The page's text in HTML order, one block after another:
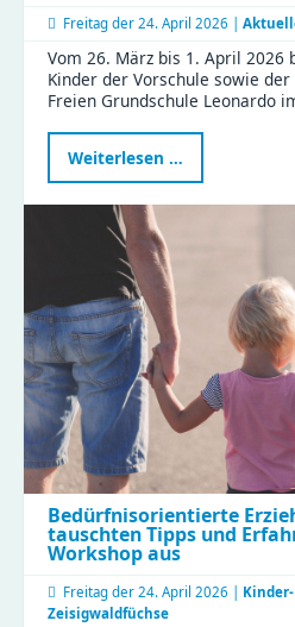
Freitag der 24. April 2026 |
Vom 26. März bis 1. April 2026
Kinder der Vorschule sowie
Freien Grundschule Leonardo
Weiterlesen …
–
Bedürfnisorientierte
tauschten Tipps und
Workshop aus
Freitag der 24. April 2026 |
Zeisigwaldfüchse